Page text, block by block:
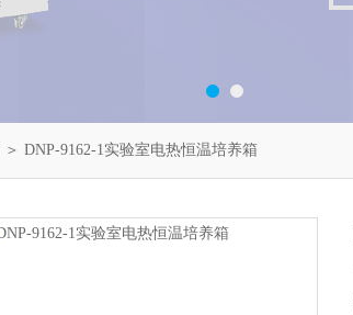
＞ DNP-9162-1实验室电热恒温培养箱